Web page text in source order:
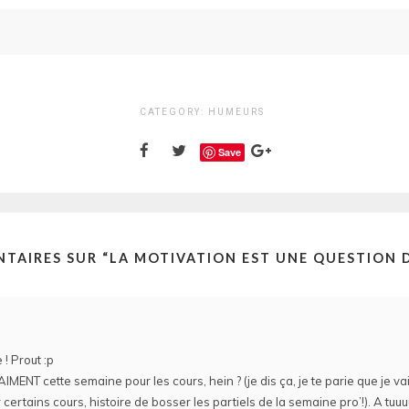
CATEGORY: HUMEURS
Save
SUR “LA MOTIVATION EST UNE QUESTION
! Prout :p
cette semaine pour les cours, hein ? (je dis ça, je te parie que je
cours, histoire de bosser les partiels de la semaine pro’!). A